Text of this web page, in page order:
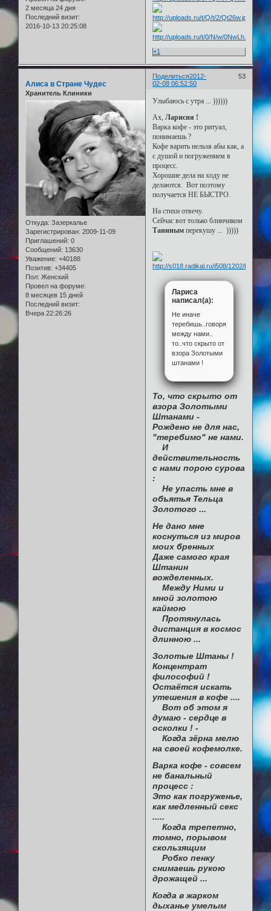
2 месяца 24 дня
Последний визит:
2016-10-13 20:25:08
+1
Поделиться 53
2012-
02-08 06:52:50
Алиса в Стране Чудес
Хранитель Клиники
Откуда: Зазеркалье
Зарегистрирован: 2009-11-09
Приглашений: 0
Сообщений: 13630
Уважение: +40188
Позитив: +34405
Пол: Женский
Провел на форуме:
8 месяцев 15 дней
Последний визит:
Вчера 22:26:26
Улыбаюсь с утра ... ))))))
Ах,Ларисия !
Варка кофе - это ритуал,
понимаешь ?
Кофе варить нельзя абы как, а
с душой и погружением в
процесс.
Хорошие дела на ходу не
делаются. Вот поэтому
получается НЕ БЫСТРО.
На стихи отвечу.
Сейчас вот только блинчиком
Таниным перекушу ... )))))
Лариса
написал(а):
Не иначе
теребишь..говоря
между нами..
то..что скрыто от
взора Золотыми
штанами !
То, что скрыто от
взора Золотыми
Штанами -
Рождено не для нас,
"теребимо" не нами.
И
действительность
с нами порою сурова
:
Не упасть мне в
объятья Тельца
Золотого ...
Не дано мне
коснуться из миров
моих бренных
Даже самого края
Штанин
вожделенных.
Между Ними и
мной золотою
каймою
Протянулась
дистанция в космос
длинною ...
Золотые Штаны !
Концентрат
философий !
Остаётся искать
утешения в кофе ....
Вот об этом я
думаю - сердце в
осколки ! -
Когда зёрна мелю
на своей кофемолке.
Варка кофе - совсем
не банальный
процесс :
Это как погруженье,
как медленный секс
.....
Когда трепетно,
томно, порывом
скользящим
Робко пенку
снимаешь рукою
дрожащей ...
Когда в жарком
дыханье умелым